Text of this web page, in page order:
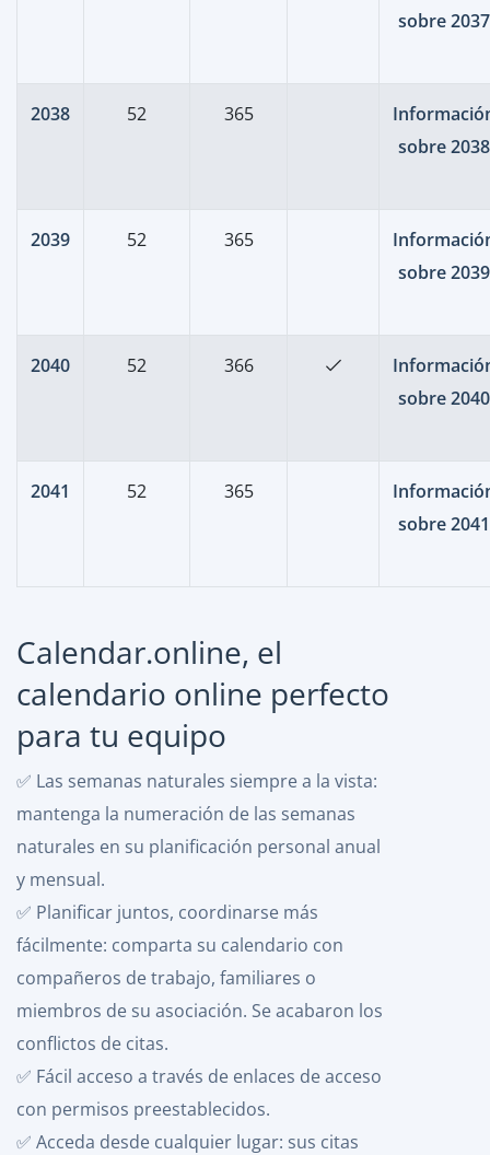
sobre 2037
2038 52 365
sobre 2038
2039 52 365
sobre 2039
2040 52 366
sobre 2040
2041 52 365
sobre 2041
Calendar.online, el
calendario online perfecto
para tu equipo
✅ Las semanas naturales siempre a la vista:
mantenga la numeración de las semanas
naturales en su planificación personal anual
y mensual.
✅ Planificar juntos, coordinarse más
fácilmente: comparta su calendario con
compañeros de trabajo, familiares o
miembros de su asociación. Se acabaron los
conflictos de citas.
✅ Fácil acceso a través de enlaces de acceso
con permisos preestablecidos.
✅ Acceda desde cualquier lugar: sus citas